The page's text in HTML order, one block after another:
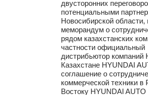
двусторонних
потенциальными
Новосибирской области,
меморандум о
рядом казахстанских
частности официальный
дистрибьютор компаний
Казахстане HYUNDAI
соглашение о
коммерческой техники
Востоку HYUNDAI